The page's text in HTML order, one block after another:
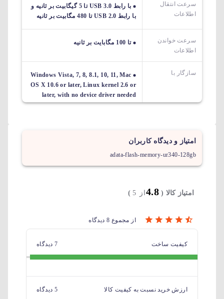
سرعت انتقال
اطلاعات
با رابط USB 3.0 تا 5 گیگابیت بر ثانیه و
با رابط USB 2.0 تا 480 مگابیت بر ثانیه
سرعت خواندن
اطلاعات
تا 100 مگابایت بر ثانیه
سازگار با
Windows Vista, 7, 8, 8.1, 10, 11, Mac
OS X 10.6 or later, Linux kernel 2.6 or
later, with no device driver needed
امتیاز و دیدگاه کاربران
adata-flash-memory-ur340-128gb
امتیاز کالا (4.8 از 5 )
از مجموع 8 دیدگاه
کیفیت ساخت 7 دیدگاه
ارزش خرید نسبت به کیفیت کالا 5 دیدگاه